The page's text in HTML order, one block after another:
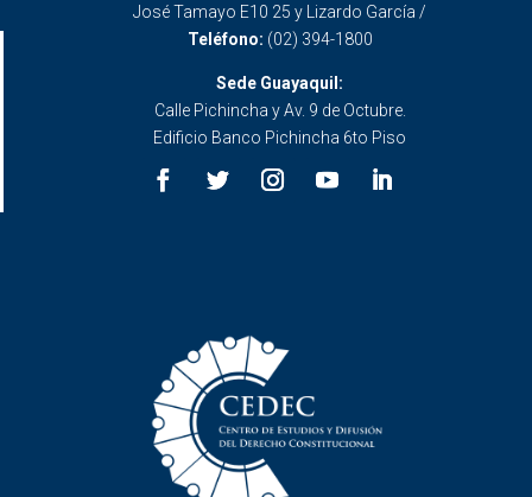
José Tamayo E10 25 y Lizardo García /
Teléfono: (02) 394-1800
Sede Guayaquil:
Calle Pichincha y Av. 9 de Octubre.
Edificio Banco Pichincha 6to Piso